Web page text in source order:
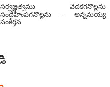
సర్వజ్ఞత్వము వెదకగనొల్లను
సందేహింపగనొల్లను – అన్నమయ్య
సంకీర్తన